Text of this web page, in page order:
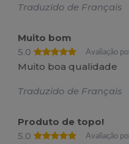
Traduzido de Français
Muito bom
5.0
Avaliação
Muito boa qualidade
Traduzido de Français
Produto de topo!
5.0
Avaliação